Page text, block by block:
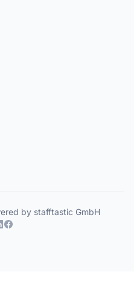
by stafftastic GmbH